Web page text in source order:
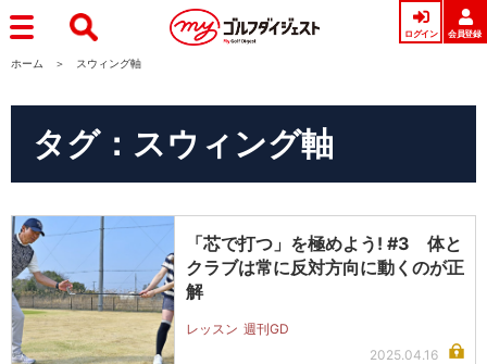
ログイン 会員登録
ホーム スウィング軸
タグ：スウィング軸
「芯で打つ」を極めよう! #3 体と
クラブは常に反対方向に動くのが正
解
レッスン 週刊GD
2025.04.16